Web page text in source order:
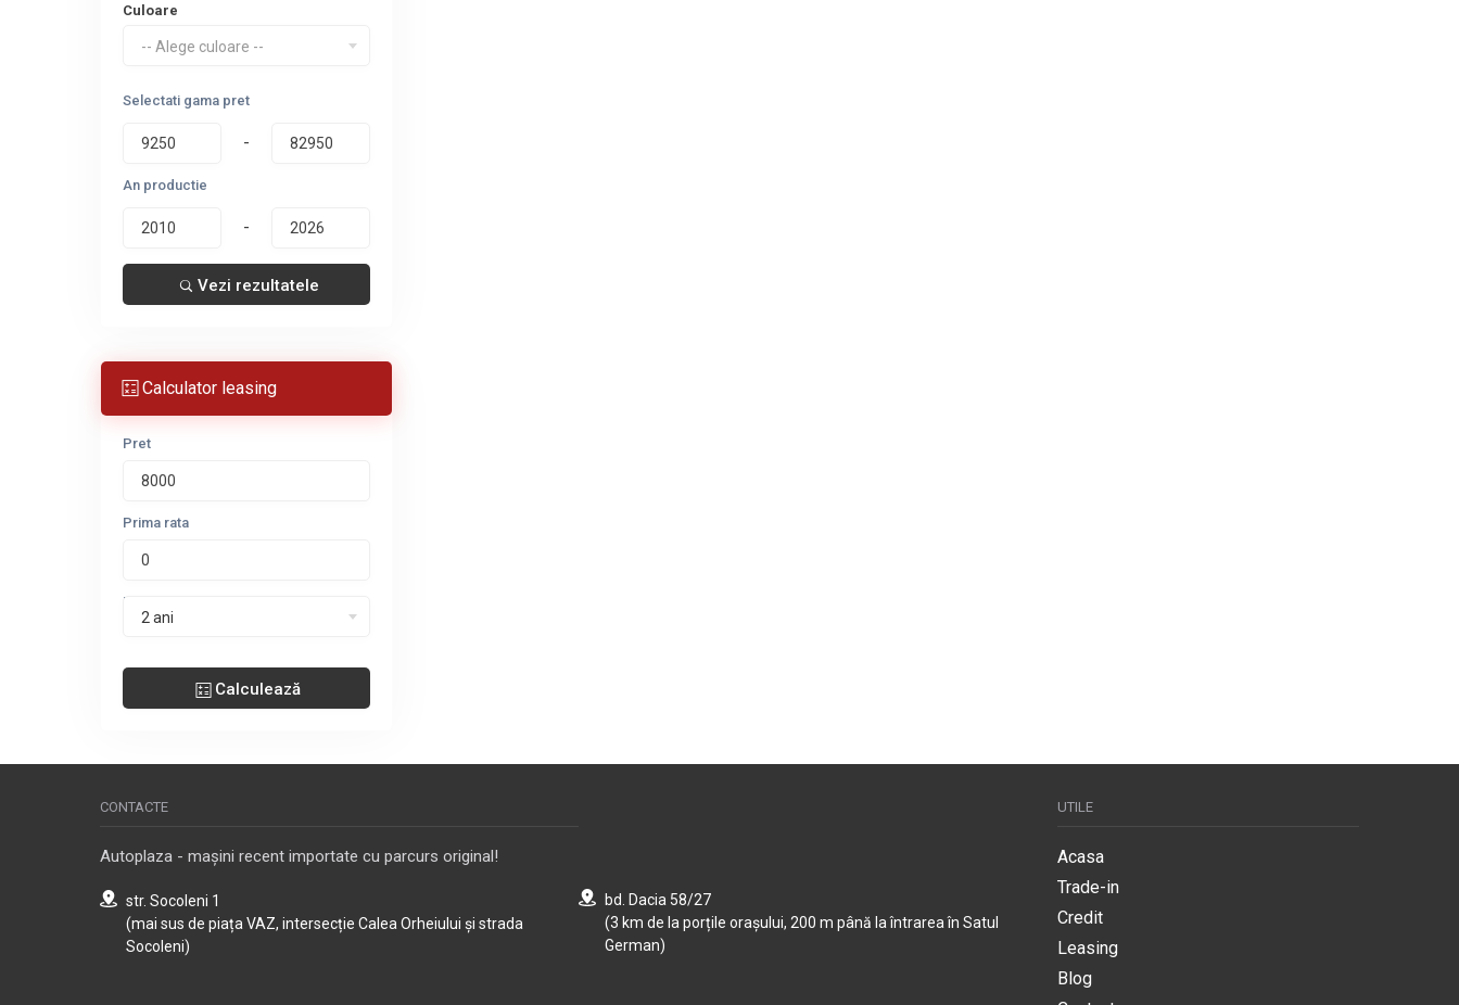
Culoare
-- Alege culoare --
Selectati gama pret
-
An productie
-
Vezi rezultatele
Calculator leasing
Pret
Prima rata
Perioada leasing
2 ani
Calculează
CONTACTE
Autoplaza - mașini recent importate cu parcurs original!
str. Socoleni 1
(mai sus de piața VAZ, intersecție Calea Orheiului și strada
Socoleni)
bd. Dacia 58/27
(3 km de la porțile orașului, 200 m până la întrarea în Satul
German)
UTILE
Acasa
Trade-in
Credit
Leasing
Blog